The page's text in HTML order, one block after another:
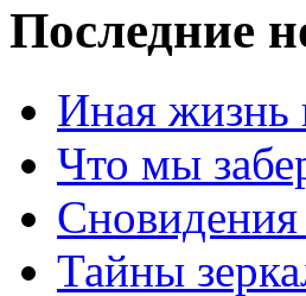
Последние
Иная жизнь
Что мы
Тайны